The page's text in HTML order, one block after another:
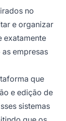
no
e organizar
exatamente
empresas
que
e edição de
sistemas